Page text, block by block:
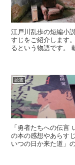
江戸川乱歩の短編小
すじをご紹介します
るという物語です。
描写や探偵小説の要
読書
「勇者たちへの伝言
の本の感想やあらす
いつの日か来た道」
ースの又吉直樹さん